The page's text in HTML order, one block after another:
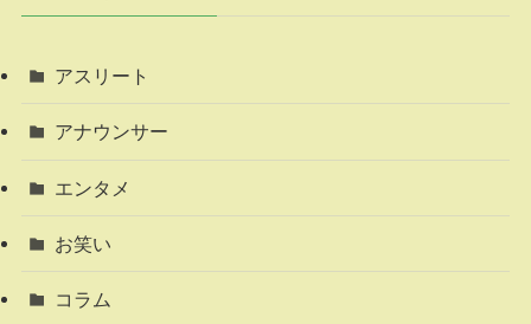
アスリート
アナウンサー
エンタメ
お笑い
コラム